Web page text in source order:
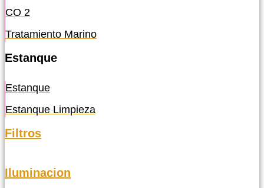
CO 2
Tratamiento Marino
Estanque
Estanque
Estanque Limpieza
Filtros
Iluminacion